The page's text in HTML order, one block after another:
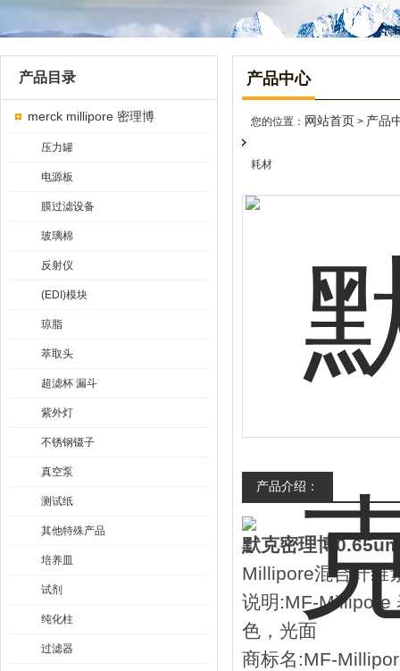
产品目录
merck millipore 密理博
压力罐
电源板
膜过滤设备
玻璃棉
反射仪
(EDI)模块
琼脂
萃取头
超滤杯 漏斗
紫外灯
不锈钢镊子
真空泵
测试纸
其他特殊产品
培养皿
试剂
纯化柱
过滤器
产品中心
您的位置： 网站首页 > 产品
耗材
产品介绍：
默克密理博
Millipore混合纤维
说明:MF-Millipore
色，光面
商标名:MF-